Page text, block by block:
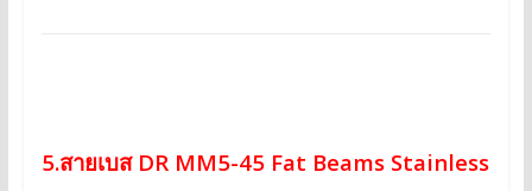
5.สายเบส DR MM5-45 Fat Beams Stainless